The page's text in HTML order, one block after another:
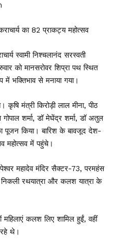
का 82 प्राकट्य महोत्सव
स्वामी निश्चलानंद सरस्वती
को मानसरोवर शिप्रा पथ स्थित
में भक्तिभाव से मनाया गया।
मंत्री किरोड़ी लाल मीना, पीठ
शर्मा, डॉ मेघेंद्र शर्मा, डॉ अतुल
पूजन किया। बारिश के बावजूद देश-
महोत्सव में पहुंचे।
महादेव मंदिर सैक्टर-73, परमहंस
निकली रथयात्रा और कलश यात्रा के
महिलाएं कलश लिए शामिल हुईं, वहीं
थे।